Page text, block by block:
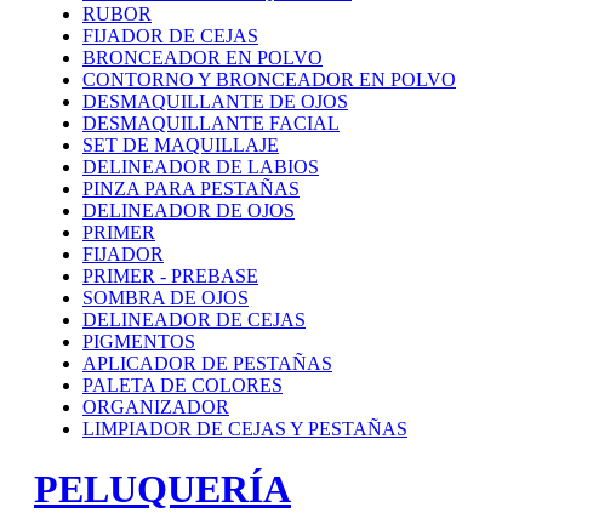
RUBOR
FIJADOR DE CEJAS
BRONCEADOR EN POLVO
CONTORNO Y BRONCEADOR EN POLVO
DESMAQUILLANTE DE OJOS
DESMAQUILLANTE FACIAL
SET DE MAQUILLAJE
DELINEADOR DE LABIOS
PINZA PARA PESTAÑAS
DELINEADOR DE OJOS
PRIMER
FIJADOR
PRIMER - PREBASE
SOMBRA DE OJOS
DELINEADOR DE CEJAS
PIGMENTOS
APLICADOR DE PESTAÑAS
PALETA DE COLORES
ORGANIZADOR
LIMPIADOR DE CEJAS Y PESTAÑAS
PELUQUERÍA